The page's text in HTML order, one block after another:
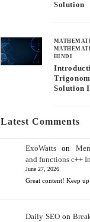
Solution
HINDI
Solution
Latest Comments
ExoWatts on
and functions c++
June 27, 2026
Great content! Keep
Daily SEO on